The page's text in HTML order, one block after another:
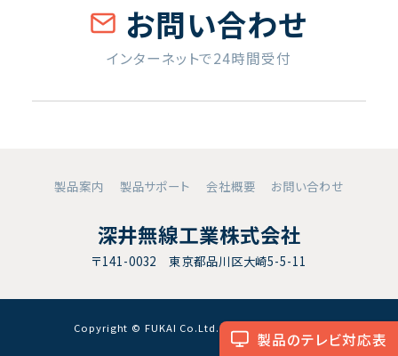
製品のテレビ対応表
お問い合わせ
インターネットで24時間受付
製品案内 製品サポート 会社概要 お問い合わせ
深井無線工業株式会社
〒141-0032 東京都品川区大崎5-5-11
Copyright © FUKAI Co.Ltd. All RightsReserved.